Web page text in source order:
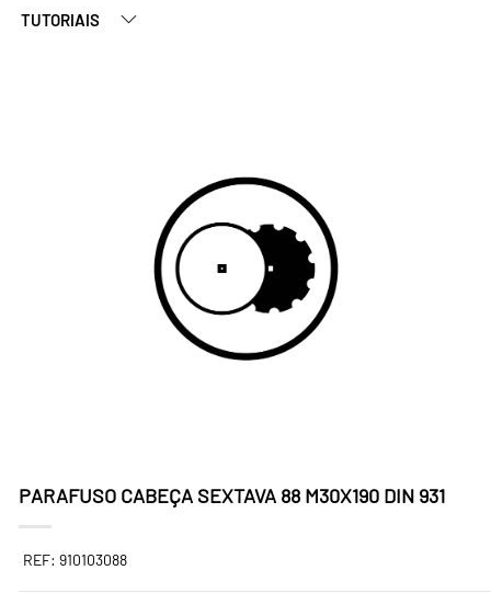
TUTORIAIS
PARAFUSO CABEÇA SEXTAVA 88 M30X190 DIN 931
REF: 910103088